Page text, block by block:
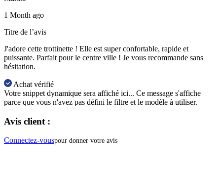
1 Month ago
Titre de l’avis
J'adore cette trottinette ! Elle est super confortable, rapide et
puissante. Parfait pour le centre ville ! Je vous recommande sans
hésitation.
Achat vérifié
Votre snippet dynamique sera affiché ici... Ce message s'affiche
parce que vous n'avez pas défini le filtre et le modèle à utiliser.
Avis client :
Connectez-vouspour donner votre avis